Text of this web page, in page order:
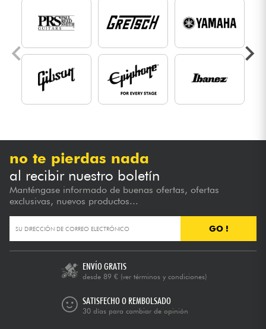
no te pierdas nada
al recibir nuestro boletín
Manténgase informado de buenas ofertas, ofertas
exclusivas, nuevos productos...
GO !
ENVÍO GRATIS
desde 89 € (ver términos y condiciones)
SATISFECHO O REMBOLSADO
30 días para cambiar de opinión